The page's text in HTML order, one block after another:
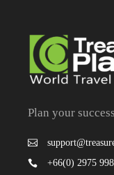
Plan your
+66(0) 2975